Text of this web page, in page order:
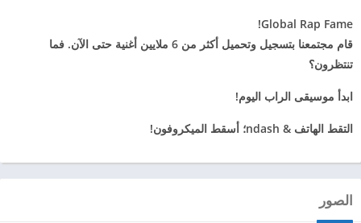
Global Rap Fame!
قام مجتمعنا بتسجيل وتحميل أكثر من 6 ملايين أغنية حتى الآن. فما
تنتظرون؟
ابدأ موسيقى الراب اليوم!
التقط الهاتف & ndash؛ أسقط الميكروفون!
الصور